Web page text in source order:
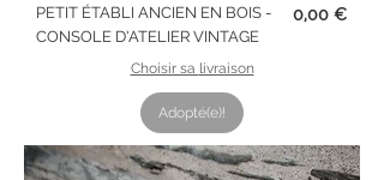
PETIT ÉTABLI ANCIEN EN BOIS -
CONSOLE D'ATELIER VINTAGE
Prix
0,00 €
Choisir sa livraison
Adopté(e)!